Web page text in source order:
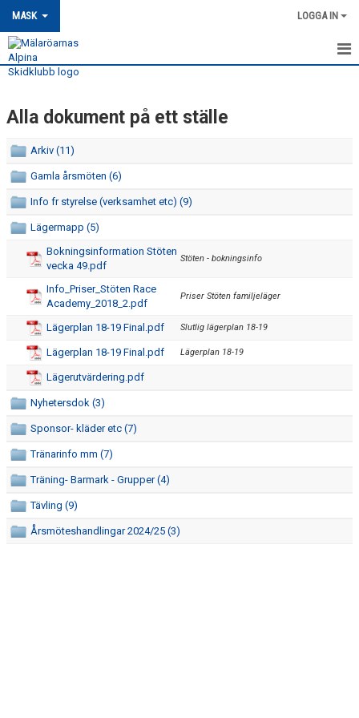
MASK LOGGA IN
MASK-NYHETER
OM MASK
FÖRENINGSSTRUKTUR
ALLA DOKUMENT PÅ ETT STÄLLE
INTEGRITETSPOLICY
MEDLEMSSKAP
KONTAKT
TÄVLING
BILDGALLERI
SPONSORER & PARTNERS
Alla dokument på ett ställe
Arkiv (11)
Gamla årsmöten (6)
Info fr styrelse (verksamhet etc) (9)
Lägermapp (5)
Bokningsinformation Stöten
vecka 49.pdf
Stöten - bokningsinfo
Info_Priser_Stöten Race
Academy_2018_2.pdf
Priser Stöten familjeläger
Lägerplan 18-19 Final.pdf Slutlig lägerplan 18-19
Lägerplan 18-19 Final.pdf Lägerplan 18-19
Lägerutvärdering.pdf
Nyhetersdok (3)
Sponsor- kläder etc (7)
Tränarinfo mm (7)
Träning- Barmark - Grupper (4)
Tävling (9)
Årsmöteshandlingar 2024/25 (3)